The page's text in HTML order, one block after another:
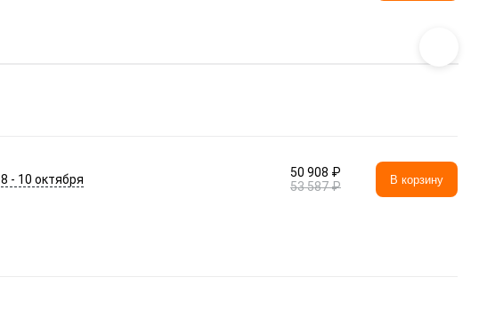
8 - 10 октября
50 908 ₽
53 587 ₽
В корзину